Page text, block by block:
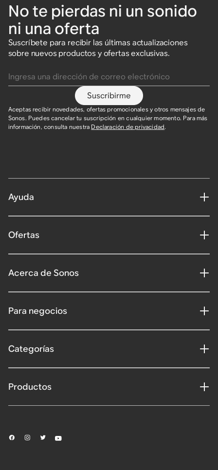
No te pierdas ni un sonido
ni una oferta
Suscríbete para recibir las últimas actualizaciones
sobre nuevos productos y ofertas exclusivas.
Suscribirme
Aceptas recibir novedades, ofertas promocionales y otros mensajes de
Sonos. Puedes cancelar tu suscripción en cualquier momento. Para más
información, consulta nuestra Declaración de privacidad.​
Ayuda
Ofertas
Acerca de Sonos
Para negocios
Categorías
Productos